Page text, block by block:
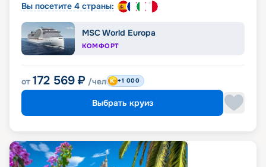
Вы посетите 4 страны:
MSC World Europa
КОМФОРТ
от 172 569 ₽ /чел +1 000
Выбрать круиз